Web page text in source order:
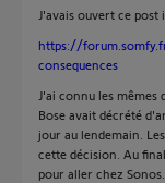
J'avais ouvert ce post
https://
consequences
J'ai connu les mêmes
Bose avait décrété
jour au lendemain.
cette décision. Au
pour aller chez